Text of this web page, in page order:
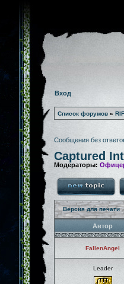
Вход
Список форумов »
Сообщения без
Captured
Модераторы:
Версия для печати
Автор
FallenAngel
Leader